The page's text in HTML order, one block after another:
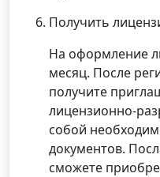
Получить
На оформление
месяц. После
получите
лицензионно-
собой
документов.
сможете